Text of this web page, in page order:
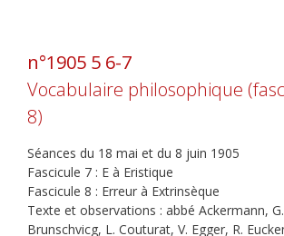
n°1905 5 6-7
Vocabulaire philosophique
8)
Séances du 18 mai et du 8 juin 1905
Fascicule 7 : E à Eristique
Fascicule 8 : Erreur à Extrinsèque
Texte et observations : abbé Ackermann,
Brunschvicg, L. Couturat, V. Egger, R.